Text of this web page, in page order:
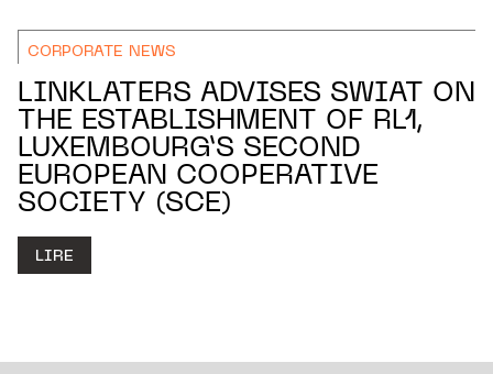
CORPORATE NEWS
LINKLATERS ADVISES SWIAT ON
THE ESTABLISHMENT OF RL1,
LUXEMBOURG’S SECOND
EUROPEAN COOPERATIVE
SOCIETY (SCE)
LIRE